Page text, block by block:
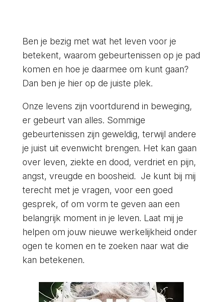
Ben je bezig met wat het leven voor je
betekent, waarom gebeurtenissen op je pad
komen en hoe je daarmee om kunt gaan?
Dan ben je hier op de juiste plek.
Onze levens zijn voortdurend in beweging,
er gebeurt van alles. Sommige
gebeurtenissen zijn geweldig, terwijl andere
je juist uit evenwicht brengen. Het kan gaan
over leven, ziekte en dood, verdriet en pijn,
angst, vreugde en boosheid. Je kunt bij mij
terecht met je vragen, voor een goed
gesprek, of om vorm te geven aan een
belangrijk moment in je leven. Laat mij je
helpen om jouw nieuwe werkelijkheid onder
ogen te komen en te zoeken naar wat die
kan betekenen.